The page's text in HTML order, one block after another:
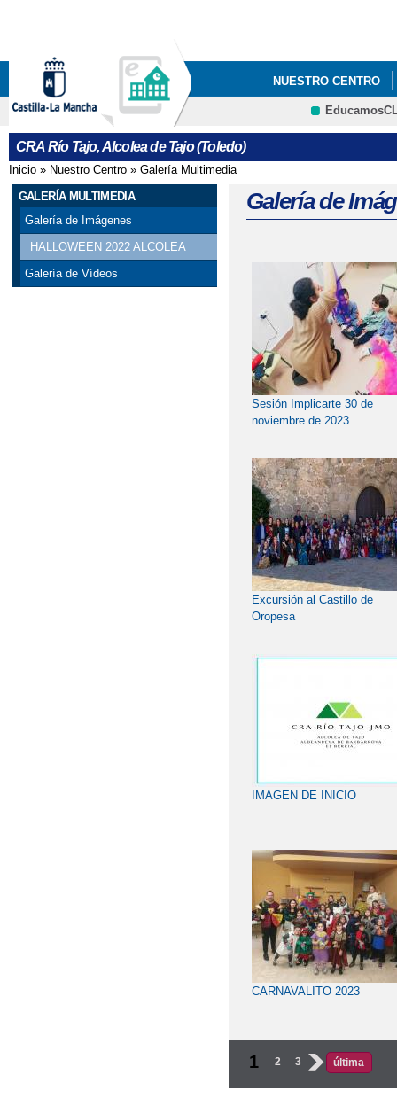
NUESTRO CENTRO
CONSORCIO
PROGRAMAS
CRA Río Tajo, Alcolea de Tajo (Toledo)
Se encuentra usted aquí
Inicio » Nuestro Centro » Galería Multimedia
GALERÍA MULTIMEDIA
Galería de Imágenes
HALLOWEEN 2022 ALCOLEA
Galería de Vídeos
Galería de
Sesión Implicarte 30 de
noviembre de 2023
Excursión al Castillo de
Oropesa
IMAGEN DE INICIO
CARNAVALITO 2023
Páginas
1 2 3 › última